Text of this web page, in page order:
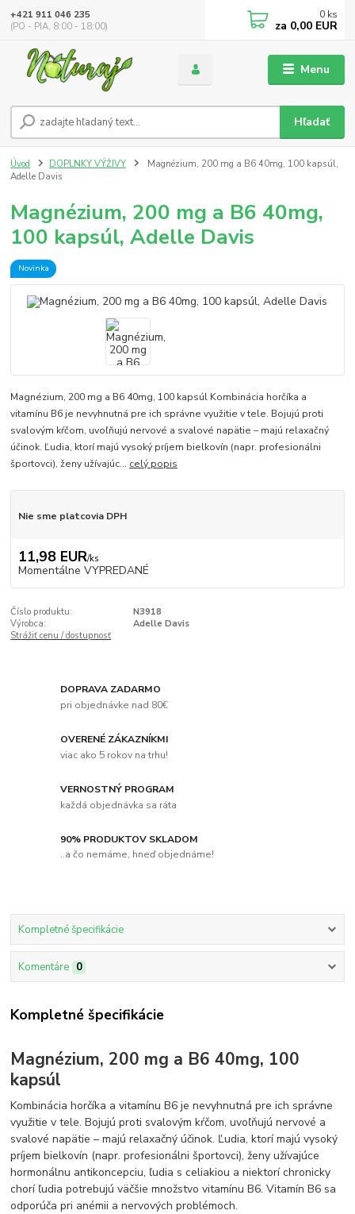
Menu
Hľadať
+421 911 046 235
(PO - PIA, 8:00 - 18:00)
0 ks
za 0,00 EUR
Úvod DOPLNKY VÝŽIVY
Magnézium, 200 mg a B6 40mg, 100 kapsúl,
Adelle Davis
Magnézium, 200 mg a B6 40mg,
100 kapsúl, Adelle Davis
Novinka
Magnézium, 200 mg a B6 40mg, 100 kapsúl Kombinácia horčíka a
vitamínu B6 je nevyhnutná pre ich správne využitie v tele. Bojujú proti
svalovým kŕčom, uvoľňujú nervové a svalové napätie – majú relaxačný
účinok. Ľudia, ktorí majú vysoký príjem bielkovín (napr. profesionálni
športovci), ženy užívajúc... celý popis
Nie sme platcovia DPH
11,98 EUR/ks
Momentálne VYPREDANÉ
Číslo produktu:
N3918
Výrobca:
Adelle Davis
Strážiť cenu / dostupnosť
DOPRAVA ZADARMO
pri objednávke nad 80€
OVERENÉ ZÁKAZNÍKMI
viac ako 5 rokov na trhu!
VERNOSTNÝ PROGRAM
každá objednávka sa ráta
90% PRODUKTOV SKLADOM
..a čo nemáme, hneď objednáme!
Kompletné špecifikácie
Komentáre 0
Kompletné špecifikácie
Magnézium, 200 mg a B6 40mg, 100
kapsúl
Kombinácia horčíka a vitamínu B6 je nevyhnutná pre ich správne
využitie v tele. Bojujú proti svalovým kŕčom, uvoľňujú nervové a
svalové napätie – majú relaxačný účinok. Ľudia, ktorí majú vysoký
príjem bielkovín (napr. profesionálni športovci), ženy užívajúce
hormonálnu antikoncepciu, ľudia s celiakiou a niektorí chronicky
chorí ľudia potrebujú väčšie množstvo vitamínu B6. Vitamín B6 sa
odporúča pri anémii a nervových problémoch.